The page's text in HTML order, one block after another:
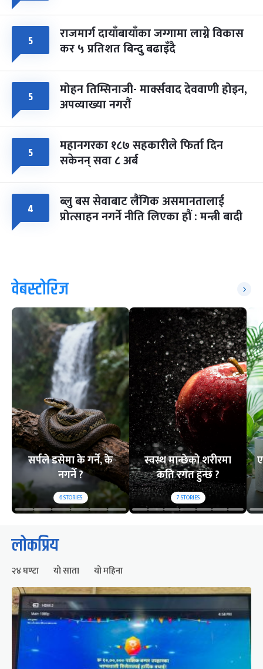
५ राजमार्ग दायाँबायाँका जग्गामा लाग्ने विकास
कर ५ प्रतिशत बिन्दु बढाइँदै
५ मोहन तिम्सिनाजी- मार्क्सवाद देववाणी होइन,
अपव्याख्या नगरौं
५ महानगरका १८७ सहकारीले फिर्ता दिन
सकेनन् सवा ८ अर्ब
४ ब्लु बस सेवाबाट लैंगिक असमानतालाई
प्रोत्साहन नगर्ने नीति लिएका हौं : मन्त्री बादी
वेबस्टोरिज
सर्पले डसेमा के गर्ने, के
नगर्ने ?
6STORIES
स्वस्थ मान्छेको शरीरमा
कति रगत हुन्छ ?
7STORIES
लोकप्रिय
२४ घण्टा यो साता यो महिना